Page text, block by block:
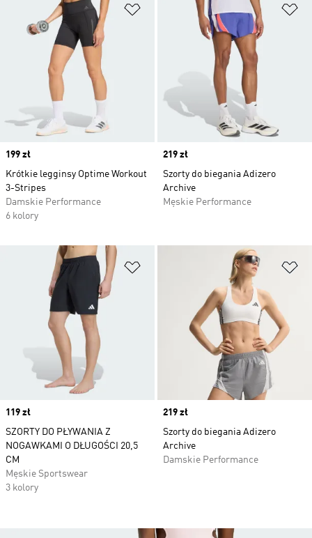
Dodaj do listy życzeń
Price
199 zł
Krótkie legginsy Optime Workout
3-Stripes
Damskie Performance
6 kolory
Price
219 zł
Szorty do biegania Adizero
Archive
Męskie Performance
Dodaj do listy życzeń
Price
119 zł
SZORTY DO PŁYWANIA Z
NOGAWKAMI O DŁUGOŚCI 20,5
CM
Męskie Sportswear
3 kolory
Price
219 zł
Szorty do biegania Adizero
Archive
Damskie Performance